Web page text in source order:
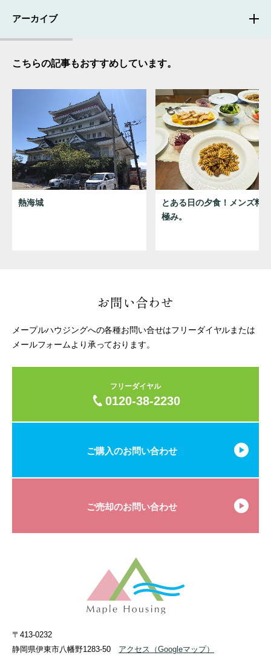
アーカイブ
こちらの記事もおすすめしています。
熱海城
とある日の夕食！メンズ料
極み。
お問い合わせ
メープルハウジングへの各種お問い合せはフリーダイヤルまたは
メールフォームより承っております。
フリーダイヤル
0120-38-2230
ご購入のお問い合わせ
ご売却のお問い合わせ
〒413-0232
静岡県伊東市八幡野1283-50
アクセス （Googleマップ）